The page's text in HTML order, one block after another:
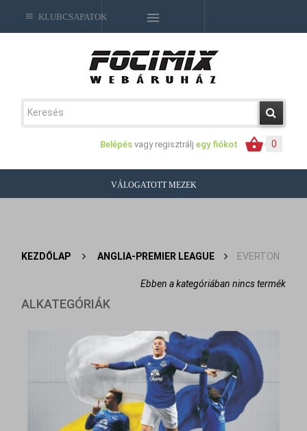
0
Belépés vagy regisztrálj egy fiókot
KLUBCSAPATOK
VÁLOGATOTT MEZEK
KEZDŐLAP > ANGLIA-PREMIER LEAGUE > EVERTON
Ebben a kategóriában nincs termék
ALKATEGÓRIÁK